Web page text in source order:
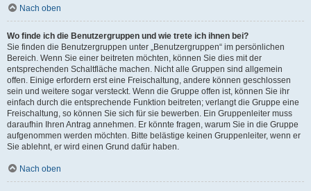
Nach oben
Wo finde ich die Benutzergruppen und wie trete ich ihnen bei?
Sie finden die Benutzergruppen unter „Benutzergruppen“ im persönlichen
Bereich. Wenn Sie einer beitreten möchten, können Sie dies mit der
entsprechenden Schaltfläche machen. Nicht alle Gruppen sind allgemein
offen. Einige erfordern erst eine Freischaltung, andere können geschlossen
sein und weitere sogar versteckt. Wenn die Gruppe offen ist, können Sie ihr
einfach durch die entsprechende Funktion beitreten; verlangt die Gruppe eine
Freischaltung, so können Sie sich für sie bewerben. Ein Gruppenleiter muss
daraufhin Ihren Antrag annehmen. Er könnte fragen, warum Sie in die Gruppe
aufgenommen werden möchten. Bitte belästige keinen Gruppenleiter, wenn er
Sie ablehnt, er wird einen Grund dafür haben.
Nach oben